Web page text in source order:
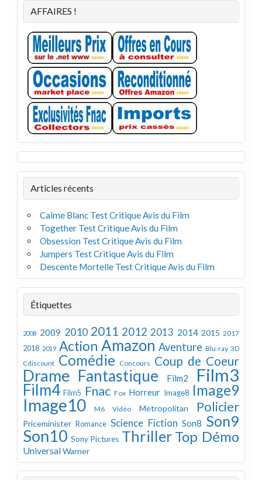
AFFAIRES !
Articles récents
Calme Blanc Test Critique Avis du Film
Together Test Critique Avis du Film
Obsession Test Critique Avis du Film
Jumpers Test Critique Avis du Film
Descente Mortelle Test Critique Avis du Film
Étiquettes
2008 2009 2010 2011 2012 2013 2014 2015 2017
2018 2019 Action Amazon Aventure Blu-ray 3D
Cdiscount Comédie Concours Coup de Coeur
Drame Fantastique Film2 Film3
Film4 Film5 Fnac Fox Horreur Image8 Image9
Image10 M6 Vidéo Metropolitan Policier
Priceminister Romance Science Fiction Son8 Son9
Son10 Sony Pictures Thriller Top Démo
UniversalWarner